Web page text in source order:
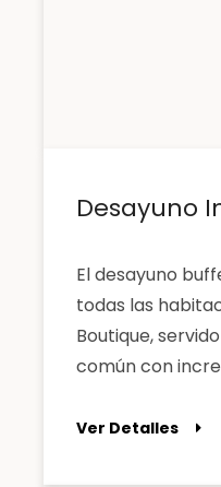
Desayuno
El desayuno
todas las
Boutique,
común con
Ver Detalles